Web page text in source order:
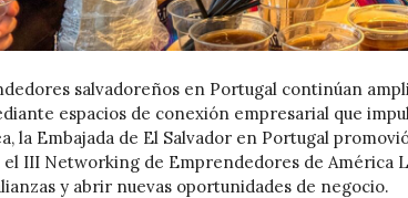
salvadoreños en Portugal continúan
espacios de conexión empresarial que
la Embajada de El Salvador en Portugal
el III Networking de Emprendedores de América
y abrir nuevas oportunidades de negocio.